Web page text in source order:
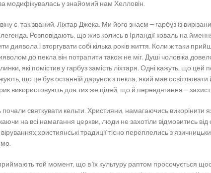
модифікувалась у знайомий нам Хелловін.
є, так званий, Ліхтар Джека. Ми його знаєм – гарбуз із
Розповідають, що жив колись в Ірландії коваль на
диявола і вторгувати собі кілька років життя. Коли ж таки
до пекла він потрапити також не міг. Душі чоловіка
які помістив у гарбуз замість ліхтаря. Одні кажуть, що
що це був останній дарунок з пекла, який мав
використовують для тих же цілей, що й перевдягання – захист
святкувати кельти. Християни, намагаючись викорінити
на всі намагання церкви, люди не захотіли відмовитись від
християнські традиції тісно переплелись з
той момент, що в їх культуру раптом просочується